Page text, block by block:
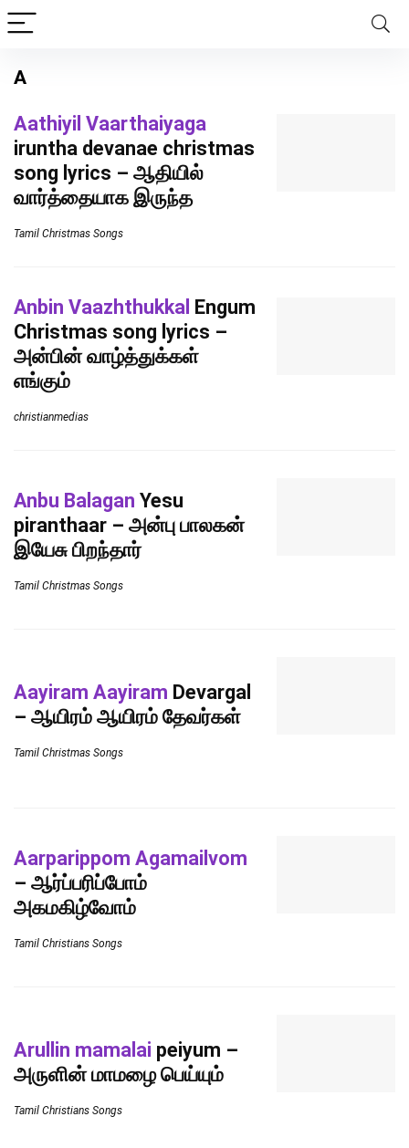
A
Aathiyil Vaarthaiyaga
iruntha devanae christmas
song lyrics – ஆதியில்
வார்த்தையாக இருந்த
Tamil Christmas Songs
Anbin Vaazhthukkal Engum
Christmas song lyrics –
அன்பின் வாழ்த்துக்கள்
எங்கும்
christianmedias
Anbu Balagan Yesu
piranthaar – அன்பு பாலகன்
இயேசு பிறந்தார்
Tamil Christmas Songs
Aayiram Aayiram Devargal
– ஆயிரம் ஆயிரம் தேவர்கள்
Tamil Christmas Songs
Aarparippom Agamailvom
– ஆர்ப்பரிப்போம்
அகமகிழ்வோம்
Tamil Christians Songs
Arullin mamalai peiyum –
அருளின் மாமழை பெய்யும்
Tamil Christians Songs